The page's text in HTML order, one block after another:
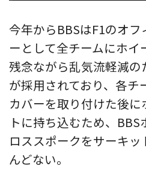
今年からBBSはF1のオ
ーとして全チームにホイ
残念ながら乱気流軽減の
が採用されており、各チ
カバーを取り付けた後
トに持ち込むため、
ロススポークをサーキ
んどない。